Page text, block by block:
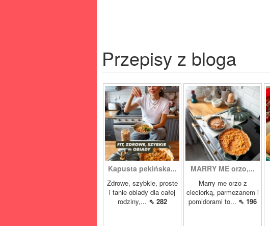
Przepisy z bloga
Kapusta pekińska...
Zdrowe, szybkie, proste
i tanie obiady dla całej
rodziny,... ⇖ 282
MARRY ME orzo,...
Marry me orzo z
cieciorką, parmezanem i
pomidorami to... ⇖ 196